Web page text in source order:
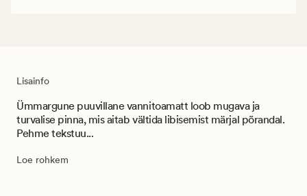
Lisainfo
Ümmargune puuvillane vannitoamatt loob mugava ja
turvalise pinna, mis aitab vältida libisemist märjal põrandal.
Pehme tekstuu...
Loe rohkem